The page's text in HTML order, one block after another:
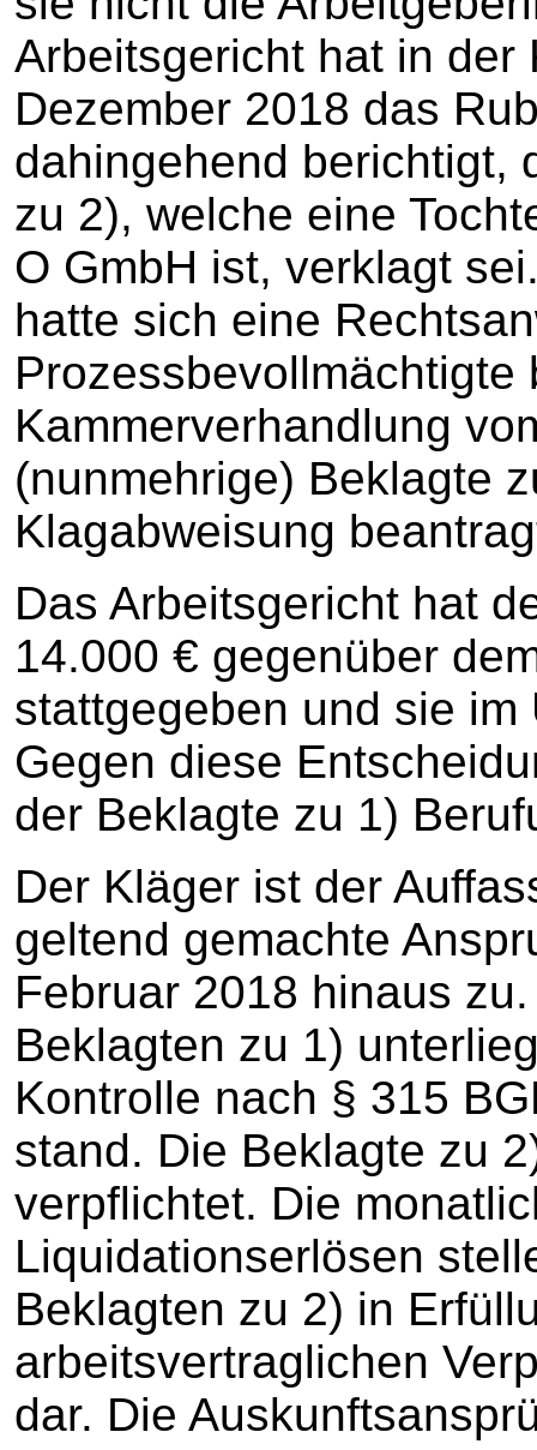
Arbeitsgericht hat in der
Dezember 2018 das
dahingehend berichtigt,
zu 2), welche eine
O GmbH ist, verklagt
hatte sich eine
Kammerverhandlung
(nunmehrige)
Klagabweisung
Das Arbeitsgericht hat
14.000 € gegenüber
stattgegeben und sie
Gegen diese
der Beklagte zu 1)
Der Kläger ist der
geltend gemachte
Februar 2018 hinaus
Beklagten zu 1)
Kontrolle nach § 315
stand. Die Beklagte zu
verpflichtet. Die
Liquidationserlösen
Beklagten zu 2) in
arbeitsvertraglichen
dar. Die